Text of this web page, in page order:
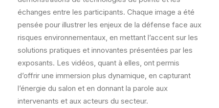
échanges entre les participants. Chaque image a été
pensée pour illustrer les enjeux de la défense face aux
risques environnementaux, en mettant l’accent sur les
solutions pratiques et innovantes présentées par les
exposants. Les vidéos, quant à elles, ont permis
d’offrir une immersion plus dynamique, en capturant
l’énergie du salon et en donnant la parole aux
intervenants et aux acteurs du secteur.